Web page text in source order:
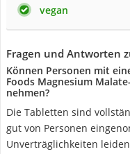
vegan
Fragen und Antworten
Können Personen mit
Foods Magnesium
nehmen?
Die Tabletten sind
gut von Personen
Unverträglichkeiten